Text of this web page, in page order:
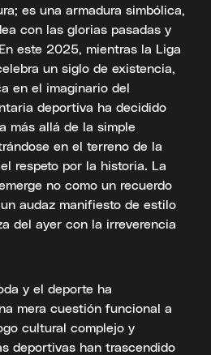
es una armadura simbólica,
con las glorias pasadas y
este 2025, mientras la Liga
un siglo de existencia,
en el imaginario del
deportiva ha decidido
más allá de la simple
en el terreno de la
respeto por la historia. La
no como un recuerdo
audaz manifiesto de estilo
del ayer con la irreverencia
y el deporte ha
mera cuestión funcional a
cultural complejo y
deportivas han trascendido